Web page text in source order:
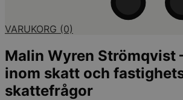
VARUKORG (0)
Malin Wyren Strömqvist
inom skatt och
skattefrågor